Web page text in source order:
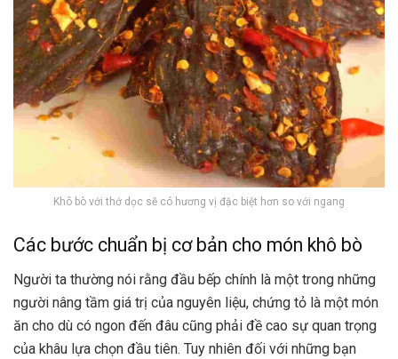
Khô bò với thớ dọc sẽ có hương vị đặc biệt hơn so với ngang
Các bước chuẩn bị cơ bản cho món khô bò
Người ta thường nói rằng đầu bếp chính là một trong những
người nâng tầm giá trị của nguyên liệu, chứng tỏ là một món
ăn cho dù có ngon đến đâu cũng phải đề cao sự quan trọng
của khâu lựa chọn đầu tiên. Tuy nhiên đối với những bạn